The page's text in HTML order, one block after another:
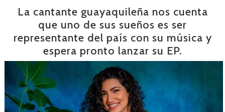
La cantante guayaquileña nos cuenta
que uno de sus sueños es ser
representante del país con su música y
espera pronto lanzar su EP.